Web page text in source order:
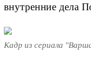
внутренние дела
Кадр из сериала